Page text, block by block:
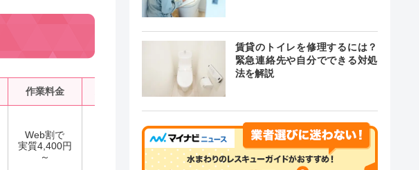
作業料金 クチコミ
Web割で
実質4,400円
～
ー
賃貸のトイレを修理するには？
緊急連絡先や自分でできる対処
法を解説